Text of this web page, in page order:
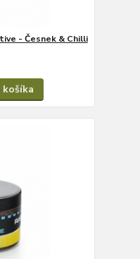
- Česnek & Chilli